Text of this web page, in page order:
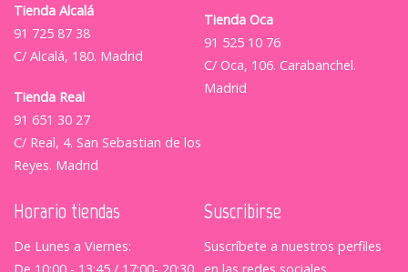
Tienda Alcalá
91 725 87 38
C/ Alcalá, 180. Madrid
Tienda Real
91 651 30 27
C/ Real, 4. San Sebastian de los
Reyes. Madrid
Tienda Oca
91 525 10 76
C/ Oca, 106. Carabanchel.
Madrid
Horario tiendas
De Lunes a Viernes:
Suscribirse
Suscríbete a nuestros perfiles